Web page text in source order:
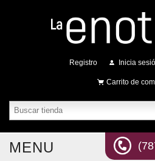
Registro Inicia
Carrito de
MENU